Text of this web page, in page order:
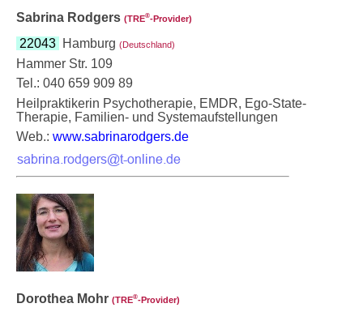
Sabrina Rodgers (TRE®‑Provider)
22043 Hamburg (Deutschland)
Hammer Str. 109
Tel.: 040 659 909 89
Heilpraktikerin Psychotherapie, EMDR, Ego-State-
Therapie, Familien- und Systemaufstellungen
Web.: www.sabrinarodgers.de
Dorothea Mohr (TRE®‑Provider)